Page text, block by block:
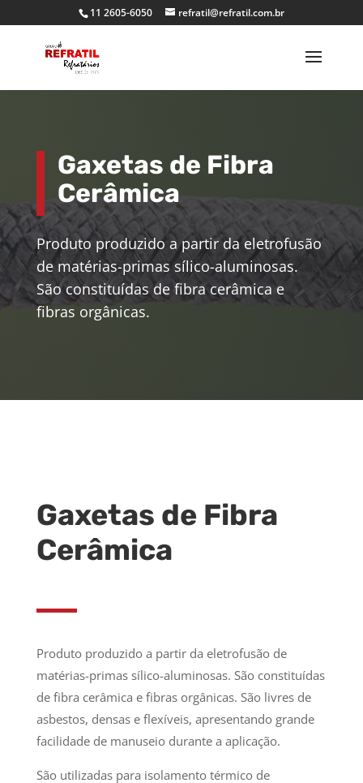
11 2605-6050 refratil@refratil.com.br
Gaxetas de Fibra
Cerâmica
Produto produzido a partir da eletrofusão
de matérias-primas sílico-aluminosas.
São constituídas de fibra cerâmica e
fibras orgânicas.
Gaxetas de Fibra
Cerâmica
Produto produzido a partir da eletrofusão de
matérias-primas sílico-aluminosas. São constituídas
de fibra cerâmica e fibras orgânicas. São livres de
asbestos, densas e flexíveis, apresentando grande
facilidade de manuseio durante a aplicação.
São utilizadas para isolamento térmico de